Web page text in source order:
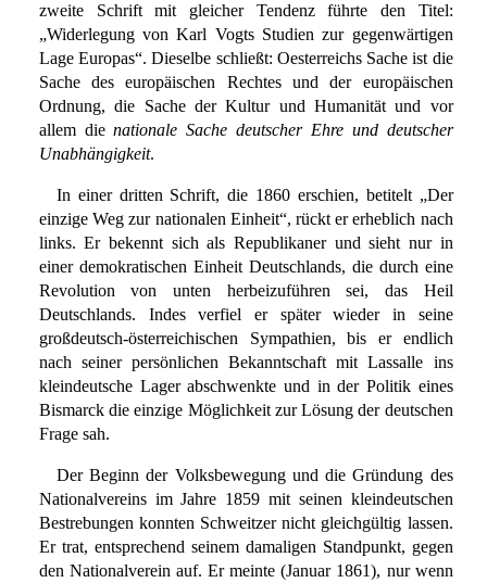
zweite Schrift mit gleicher Tendenz führte den Titel:
„Widerlegung von Karl Vogts Studien zur gegenwärtigen
Lage Europas“. Dieselbe schließt: Oesterreichs Sache ist die
Sache des europäischen Rechtes und der europäischen
Ordnung, die Sache der Kultur und Humanität und vor
allem dienationale Sache deutscher Ehre und deutscher
Unabhängigkeit.
In einer dritten Schrift, die 1860 erschien, betitelt „Der
einzige Weg zur nationalen Einheit“, rückt er erheblich nach
links. Er bekennt sich als Republikaner und sieht nur in
einer demokratischen Einheit Deutschlands, die durch eine
Revolution von unten herbeizuführen sei, das Heil
Deutschlands. Indes verfiel er später wieder in seine
großdeutsch-österreichischen Sympathien, bis er endlich
nach seiner persönlichen Bekanntschaft mit Lassalle ins
kleindeutsche Lager abschwenkte und in der Politik eines
Bismarck die einzige Möglichkeit zur Lösung der deutschen
Frage sah.
Der Beginn der Volksbewegung und die Gründung des
Nationalvereins im Jahre 1859 mit seinen kleindeutschen
Bestrebungen konnten Schweitzer nicht gleichgültig lassen.
Er trat, entsprechend seinem damaligen Standpunkt, gegen
den Nationalverein auf. Er meinte (Januar 1861), nur wenn